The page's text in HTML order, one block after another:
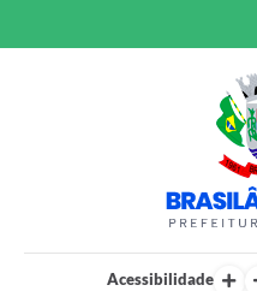
Acessibilidade